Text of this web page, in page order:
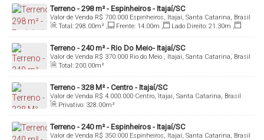
Terreno - 298 m² - Espinheiros - Itajaí/SC
R$ 700.000
Valor de Venda
Espinheiros, Itajaí, Santa Catarina, Brasil
Total: 298.00m² , Frente: 14.00m , Lado Direito: 21 .30m ,
Lado Esquerdo: 21.30m
Terreno - 240 m² - Rio Do Meio- Itajaí/SC
R$ 370.000
Valor de Venda
Rio do Meio , Itajaí, Santa Catarina, Brasil
Total: 200.00m²
Terreno - 328 M² - Centro - Itajaí/SC
R$ 4.000.000
Valor de Venda
Centro, Itajaí, Santa Catarina, Brasil
Privativo: 328.00m²
Terreno - 240 m² - Espinheiros - Itajaí/SC
R$ 350.000
Valor de Venda
Espinheiros, Itajaí, Santa Catarina, Brasil